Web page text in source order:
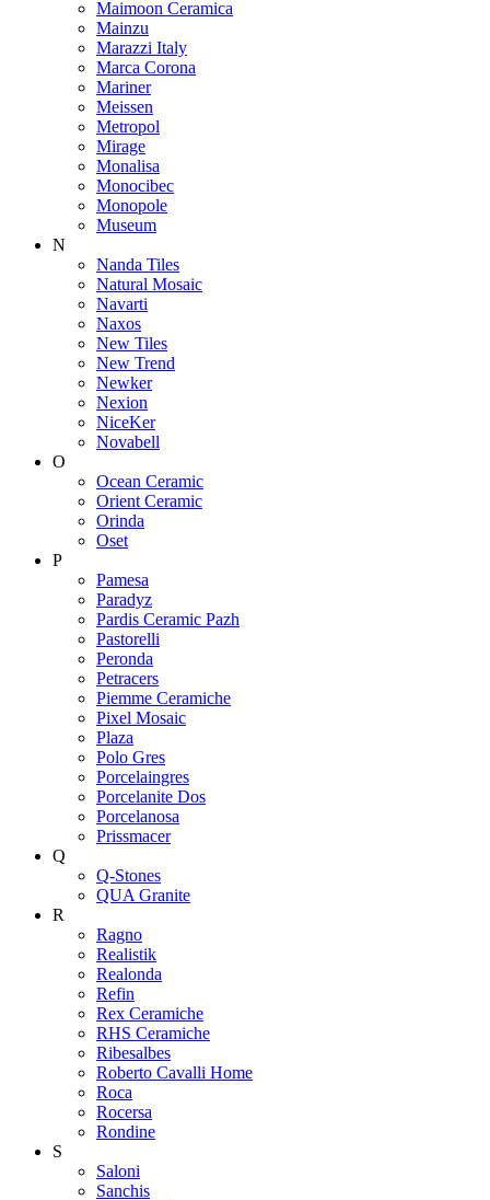
Maimoon Ceramica
Mainzu
Marazzi Italy
Marca Corona
Mariner
Meissen
Metropol
Mirage
Monalisa
Monocibec
Monopole
Museum
N
Nanda Tiles
Natural Mosaic
Navarti
Naxos
New Tiles
New Trend
Newker
Nexion
NiceKer
Novabell
O
Ocean Ceramic
Orient Ceramic
Orinda
Oset
P
Pamesa
Paradyz
Pardis Ceramic Pazh
Pastorelli
Peronda
Petracers
Piemme Ceramiche
Pixel Mosaic
Plaza
Polo Gres
Porcelaingres
Porcelanite Dos
Porcelanosa
Prissmacer
Q
Q-Stones
QUA Granite
R
Ragno
Realistik
Realonda
Refin
Rex Ceramiche
RHS Ceramiche
Ribesalbes
Roberto Cavalli Home
Roca
Rocersa
Rondine
S
Saloni
Sanchis